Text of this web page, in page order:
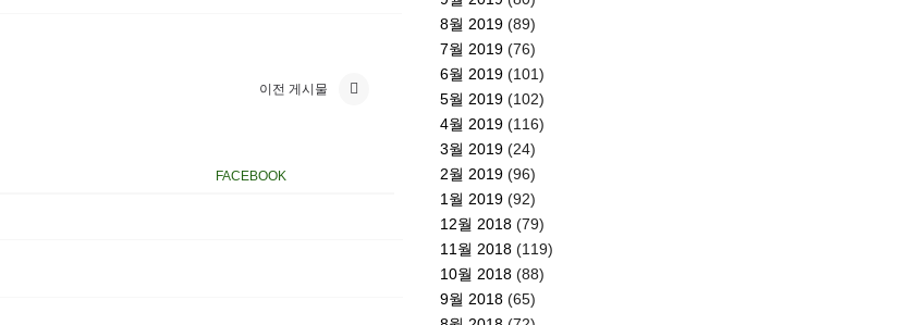
이전 게시물
FACEBOOK
8월 2019 (89)
7월 2019 (76)
6월 2019 (101)
5월 2019 (102)
4월 2019 (116)
3월 2019 (24)
2월 2019 (96)
1월 2019 (92)
12월 2018 (79)
11월 2018 (119)
10월 2018 (88)
9월 2018 (65)